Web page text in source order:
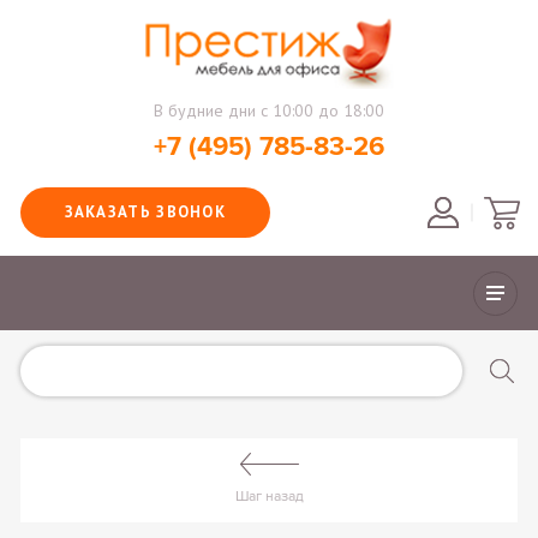
В будние дни с 10:00 до 18:00
+7 (495) 785-83-26
ЗАКАЗАТЬ ЗВОНОК
Шаг назад